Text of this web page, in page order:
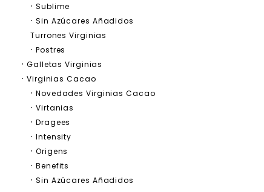
Sublime
Sin Azúcares Añadidos
Turrones Virginias
Postres
Galletas Virginias
Virginias Cacao
Novedades Virginias Cacao
Virtanias
Dragees
Intensity
Origens
Benefits
Sin Azúcares Añadidos